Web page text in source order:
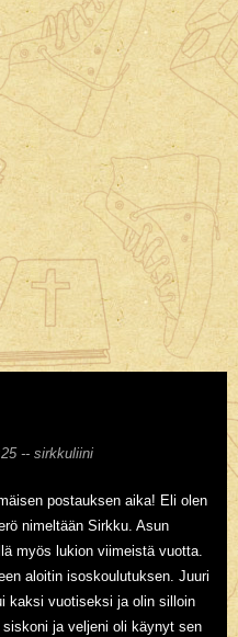
-- sirkkuliini
postauksen aika! Eli olen
nimeltään Sirkku. Asun
myös lukion viimeistä vuotta.
aloitin isoskoulutuksen. Juuri
kaksi vuotiseksi ja olin silloin
ja veljeni oli käynyt sen